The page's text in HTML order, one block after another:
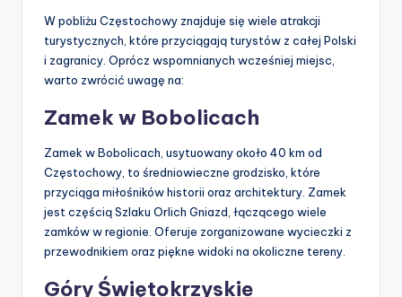
W pobliżu Częstochowy znajduje się wiele atrakcji
turystycznych, które przyciągają turystów z całej Polski
i zagranicy. Oprócz wspomnianych wcześniej miejsc,
warto zwrócić uwagę na:
Zamek w Bobolicach
Zamek w Bobolicach, usytuowany około 40 km od
Częstochowy, to średniowieczne grodzisko, które
przyciąga miłośników historii oraz architektury. Zamek
jest częścią Szlaku Orlich Gniazd, łączącego wiele
zamków w regionie. Oferuje zorganizowane wycieczki z
przewodnikiem oraz piękne widoki na okoliczne tereny.
Góry Świętokrzyskie